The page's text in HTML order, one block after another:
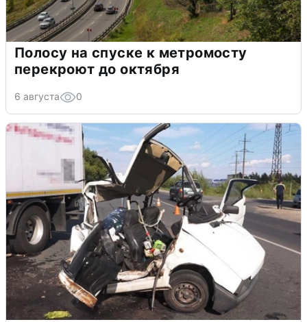
Полосу на спуске к метромосту
перекроют до октября
6 августа 0